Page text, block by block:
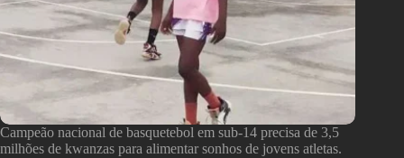
Campeão nacional de basquetebol em sub-14 precisa de 3,5
milhões de kwanzas para alimentar sonhos de jovens atletas.